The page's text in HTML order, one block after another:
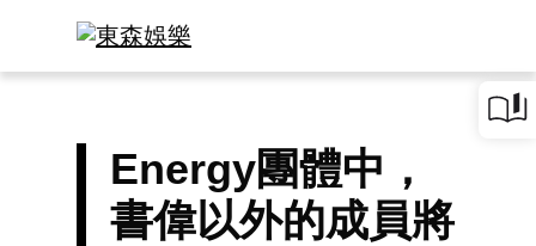
Energy團體中，
書偉以外的成員將